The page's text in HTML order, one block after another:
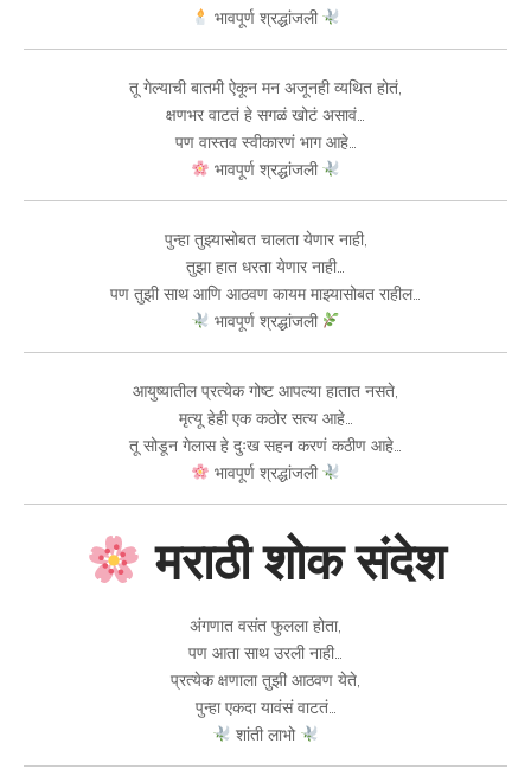
भावपूर्ण श्रद्धांजली
तू गेल्याची बातमी ऐकून मन अजूनही व्यथित होतं,
क्षणभर वाटतं हे सगळं खोटं असावं…
पण वास्तव स्वीकारणं भाग आहे…
भावपूर्ण श्रद्धांजली
पुन्हा तुझ्यासोबत चालता येणार नाही,
तुझा हात धरता येणार नाही…
पण तुझी साथ आणि आठवण कायम माझ्यासोबत राहील…
भावपूर्ण श्रद्धांजली
आयुष्यातील प्रत्येक गोष्ट आपल्या हातात नसते,
मृत्यू हेही एक कठोर सत्य आहे…
तू सोडून गेलास हे दुःख सहन करणं कठीण आहे…
भावपूर्ण श्रद्धांजली
मराठी शोक संदेश
अंगणात वसंत फुलला होता,
पण आता साथ उरली नाही…
प्रत्येक क्षणाला तुझी आठवण येते,
पुन्हा एकदा यावंसं वाटतं…
शांती लाभो